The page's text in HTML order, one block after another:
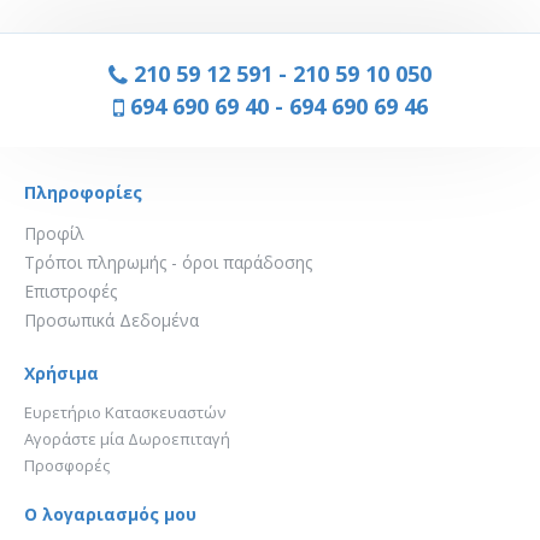
210 59 12 591 - 210 59 10 050
694 690 69 40 - 694 690 69 46
Πληροφορίες
Προφίλ
Τρόποι πληρωμής - όροι παράδοσης
Επιστροφές
Προσωπικά Δεδομένα
Χρήσιμα
Ευρετήριο Κατασκευαστών
Αγοράστε μία Δωροεπιταγή
Προσφορές
Ο λογαριασμός μου